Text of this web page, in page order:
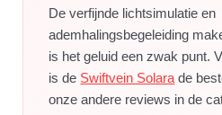
De verfijnde lichtsimulatie en
ademhalingsbegeleiding
is het geluid een zwak punt.
is de Swiftvein Solara de
onze andere reviews in de